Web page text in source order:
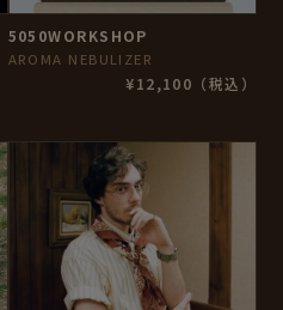
5050WORKSHOP
AROMA NEBULIZER
¥12,100（税込）